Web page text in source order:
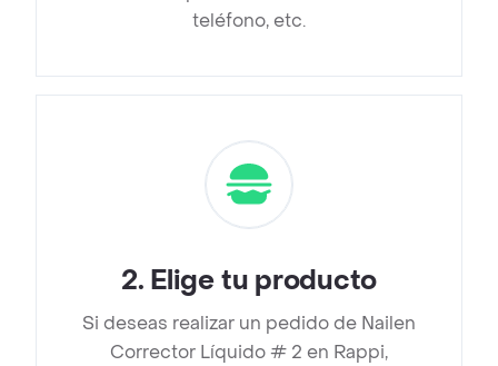
teléfono, etc.
2. Elige tu producto
Si deseas realizar un pedido de Nailen
Corrector Líquido # 2 en Rappi,